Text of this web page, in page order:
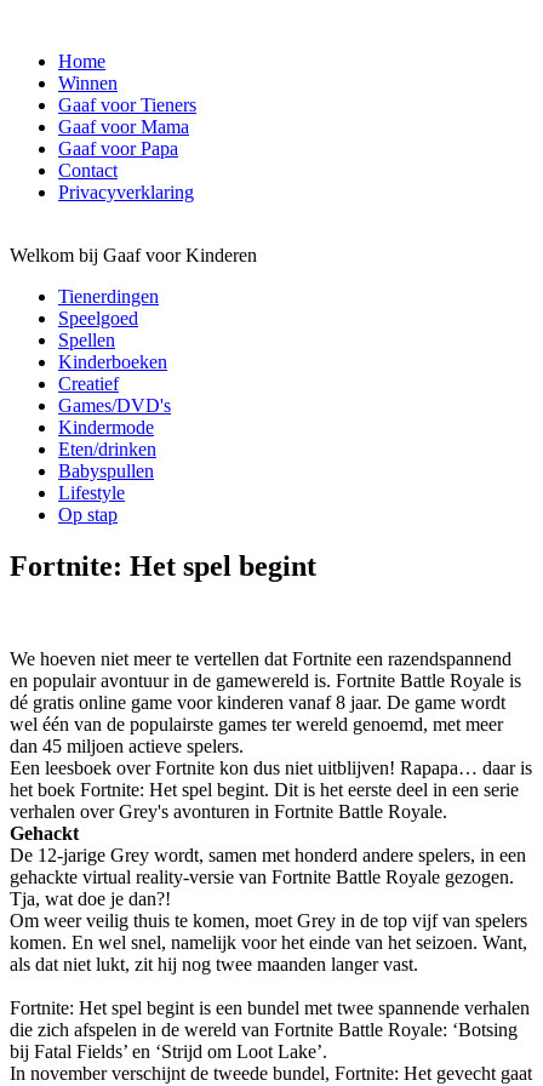
Home
Winnen
Gaaf voor Tieners
Gaaf voor Mama
Gaaf voor Papa
Contact
Privacyverklaring
Welkom bij Gaaf voor Kinderen
Tienerdingen
Speelgoed
Spellen
Kinderboeken
Creatief
Games/DVD's
Kindermode
Eten/drinken
Babyspullen
Lifestyle
Op stap
Fortnite: Het spel begint
We hoeven niet meer te vertellen dat Fortnite een razendspannend
en populair avontuur in de gamewereld is. Fortnite Battle Royale is
dé gratis online game voor kinderen vanaf 8 jaar. De game wordt
wel één van de populairste games ter wereld genoemd, met meer
dan 45 miljoen actieve spelers.
Een leesboek over Fortnite kon dus niet uitblijven! Rapapa… daar is
het boek Fortnite: Het spel begint. Dit is het eerste deel in een serie
verhalen over Grey's avonturen in Fortnite Battle Royale.
Gehackt
De 12-jarige Grey wordt, samen met honderd andere spelers, in een
gehackte virtual reality-versie van Fortnite Battle Royale gezogen.
Tja, wat doe je dan?!
Om weer veilig thuis te komen, moet Grey in de top vijf van spelers
komen. En wel snel, namelijk voor het einde van het seizoen. Want,
als dat niet lukt, zit hij nog twee maanden langer vast.
Fortnite: Het spel begint is een bundel met twee spannende verhalen
die zich afspelen in de wereld van Fortnite Battle Royale: ‘Botsing
bij Fatal Fields’ en ‘Strijd om Loot Lake’.
In november verschijnt de tweede bundel, Fortnite: Het gevecht gaat